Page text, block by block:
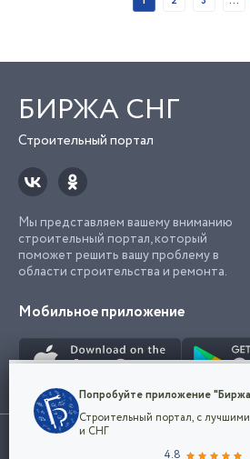
БИРЖА СНГ
Строительный портал
Мы представляем вашему вниманию
строительный портал, который
поможет решить вашу проблему в
области строительства и ремонта.
Мобильное приложение
Использование сайта, в том числе подача
Конфиденциальность
Мы используем файлы cookie, чтобы
наш сайт удобным для каждого
Попробуйте приложение
Строительный портал, с
и СНГ
4.8